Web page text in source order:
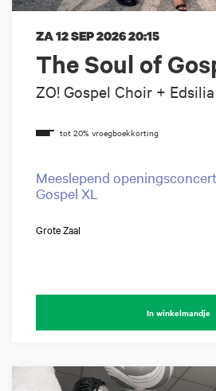
The Soul of
ZO! Gospel Choir +
ZA 12 SEP 202620:15
Meeslepend
Gospel XL
Grote Zaal
In winkelmandje